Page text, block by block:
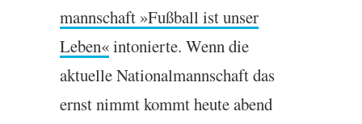
mannschaft »Fußball ist unser
Leben«intonierte. Wenn die
aktuelle Nation­al­mannschaft das
ernst nim­mt kom­mt heute abend